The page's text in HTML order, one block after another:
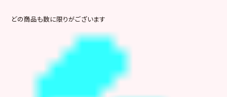
どの商品も数に限りがございます